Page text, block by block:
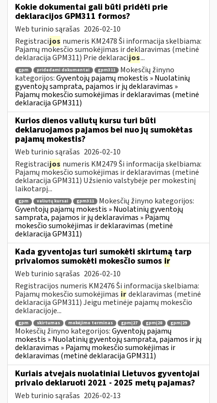
Kokie dokumentai gali būti pridėti prie
deklaracijos GPM311 formos?
Web turinio sąrašas 2026-02-10
Registracijos numeris KM2478 Ši informacija skelbiama:
Pajamų mokesčio sumokėjimas ir deklaravimas (metinė
deklaracija GPM311) Prie deklaracijos...
gpm pridedami dokumentai gpm311
Mokesčių žinyno
kategorijos:Gyventojų pajamų mokestis » Nuolatinių
gyventojų samprata, pajamos ir jų deklaravimas »
Pajamų mokesčio sumokėjimas ir deklaravimas (metinė
deklaracija GPM311)
Kurios dienos valiutų kursu turi būti
deklaruojamos pajamos bei nuo jų sumokėtas
pajamų mokestis?
Web turinio sąrašas 2026-02-10
Registracijos numeris KM2479 Ši informacija skelbiama:
Pajamų mokesčio sumokėjimas ir deklaravimas (metinė
deklaracija GPM311) Užsienio valstybėje per mokestinį
laikotarpį...
gpm valiutų kursai gpm311
Mokesčių žinyno kategorijos:
Gyventojų pajamų mokestis » Nuolatinių gyventojų
samprata, pajamos ir jų deklaravimas » Pajamų
mokesčio sumokėjimas ir deklaravimas (metinė
deklaracija GPM311)
Kada gyventojas turi sumokėti skirtumą tarp
privalomos sumokėti mokesčio sumos ir
Web turinio sąrašas 2026-02-10
Registracijos numeris KM2476 Ši informacija skelbiama:
Pajamų mokesčio sumokėjimas irdeklaravimas (metinė
deklaracija GPM311) Jeigu metinėje pajamų mokesčio
deklaracijoje...
gpm skirtumas mokėjimo terminas gpmį27 gpmį28 gpmį29
Mokesčių žinyno kategorijos:Gyventojų pajamų
mokestis » Nuolatinių gyventojų samprata, pajamos ir jų
deklaravimas » Pajamų mokesčio sumokėjimas ir
deklaravimas (metinė deklaracija GPM311)
Kuriais atvejais nuolatiniai Lietuvos gyventojai
privalo deklaruoti 2021 - 2025 metų pajamas?
Web turinio sąrašas 2026-02-13